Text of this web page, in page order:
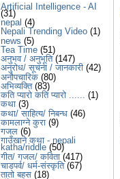
Artificial Intelligence - AI
(31)
nepal (4)
Nepali Trending Video (1)
news (5)
Tea Time (51)
अनुभव / अनुभूति (147)
अनुरोध/ सूचना / जानकारी (42)
अनौपचारिक (80)
अभिव्यक्ति (83)
कति प्यारो कति प्यारो ...... (1)
कथा (3)
कथा/ साहित्य/ निबन्ध (46)
कामलाग्ने कुरा (9)
गजल (6)
गाउँखाने कथा - nepali
katha/riddle (50)
गीत/ गजल/ कविता (417)
चाडपर्व/ धर्म-संस्कृति (67)
तातो बहस (18)